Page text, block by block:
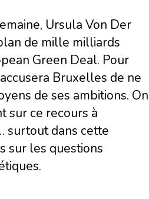
Ursula Von Der
de mille milliards
Green Deal. Pour
Bruxelles de ne
de ses ambitions. On
sur ce recours à
surtout dans cette
sur les questions